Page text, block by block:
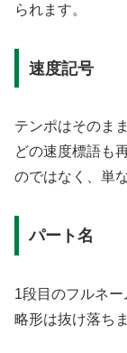
られます。
速度記号
テンポはそのま
どの速度標語も
のではなく、単
パート名
1段目のフルネ
略形は抜け落ち